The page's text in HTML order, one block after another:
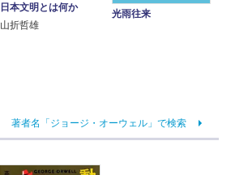
日本文明とは何か
山折哲雄
光雨往来
著者名「ジョージ・オーウェル」で検索